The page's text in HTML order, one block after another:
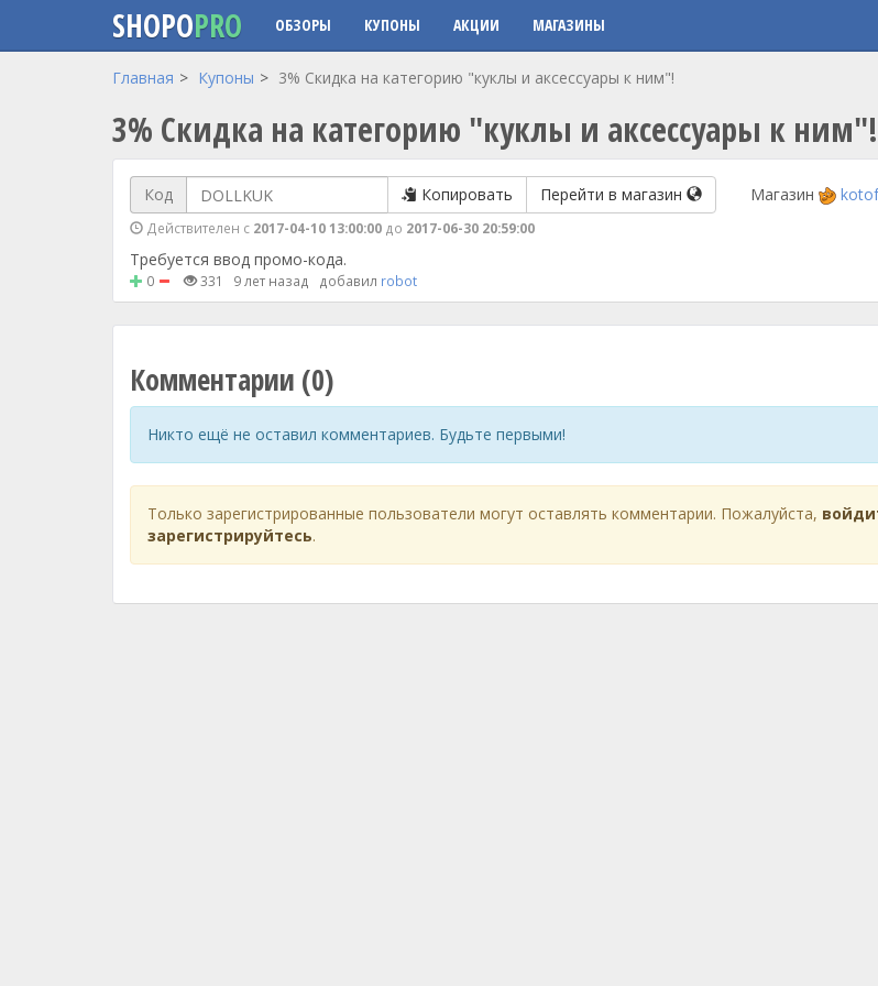
Перейти к основному содержанию
SHOPOPRO ОБЗОРЫ КУПОНЫ АКЦИИ МАГАЗИНЫ
Главная Купоны 3% Скидка на категорию "куклы и аксессуары к ним"!
3% Скидка на категорию "куклы и аксессуары к ним"!
Код Копировать Перейти в магазин
Действителен с 2017-04-10 13:00:00 до 2017-06-30 20:59:00
Магазин
Требуется ввод промо-кода.
0 331 9 лет назад добавил robot
Комментарии (0)
Никто ещё не оставил комментариев. Будьте первыми!
Только зарегистрированные пользователи могут оставлять комментарии. Пожалуйста,
зарегистрируйтесь.